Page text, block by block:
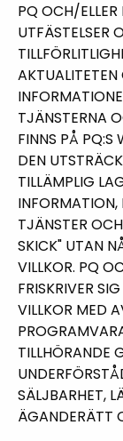
PQ OCH/ELLER
UTFÄSTELSER
TJÄNSTERNA
FINNS PÅ PQ:S
DEN
TILLÄMPLIG
INFORMATION,
TJÄNSTER
SKICK" UTAN
VILLKOR. PQ
FRISKRIVER
VILLKOR MED
TILLHÖRANDE
SÄLJBARHET,
ÄGANDERÄTT